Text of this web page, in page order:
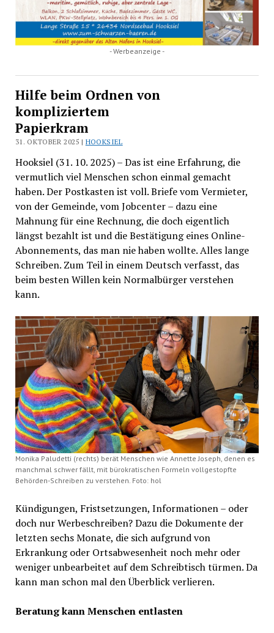
- Werbeanzeige -
Hilfe beim Ordnen von
kompliziertem
Papierkram
31. OKTOBER 2025 | HOOKSIEL
Hooksiel (31. 10. 2025) – Das ist eine Erfahrung, die
vermutlich viel Menschen schon einmal gemacht
haben. Der Postkasten ist voll. Briefe vom Vermieter,
von der Gemeinde, vom Jobcenter – dazu eine
Mahnung für eine Rechnung, die doch eigentlich
längst bezahlt ist und die Bestätigung eines Online-
Abonnements, das man nie haben wollte. Alles lange
Schreiben. Zum Teil in einem Deutsch verfasst, das
beim besten Willen kein Normalbürger verstehen
kann.
Monika Paludetti (rechts) berät Menschen wie Annette Joseph, denen es
manchmal schwer fällt, mit bürokratischen Formeln vollgestopfte
Behörden-Schreiben zu verstehen. Foto: hol
Kündigungen, Fristsetzungen, Informationen – oder
doch nur Werbeschreiben? Dazu die Dokumente der
letzten sechs Monate, die sich aufgrund von
Erkrankung oder Ortsabwesenheit noch mehr oder
weniger unbearbeitet auf dem Schreibtisch türmen. Da
kann man schon mal den Überblick verlieren.
Beratung kann Menschen entlasten